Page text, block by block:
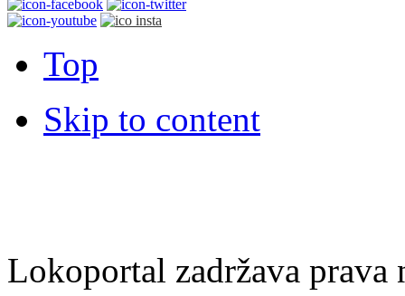
Top
Skip to content
Lokoportal zadržava